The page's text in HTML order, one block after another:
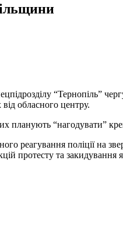
“Тернопіль”
обласного центру.
планують “нагодувати”
реагування поліції на
протесту та